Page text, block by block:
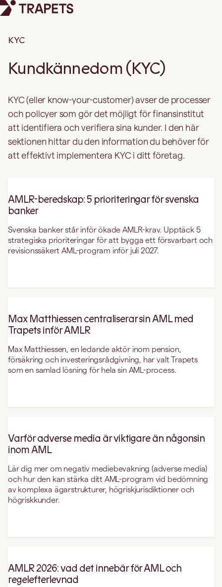
KYC
Kundkännedom (KYC)
KYC (eller know-your-customer) avser de processer
och policyer som gör det möjligt för finansinstitut
att identifiera och verifiera sina kunder. I den här
sektionen hittar du den information du behöver för
att effektivt implementera KYC i ditt företag.
AMLR-beredskap: 5 prioriteringar för svenska
banker
Svenska banker står inför ökade AMLR-krav. Upptäck 5
strategiska prioriteringar för att bygga ett försvarbart och
revisionssäkert AML-program inför juli 2027.
Max Matthiessen centraliserar sin AML med
Trapets inför AMLR
Max Matthiessen, en ledande aktör inom pension,
försäkring och investeringsrådgivning, har valt Trapets
som en samlad lösning för hela sin AML-process.
Varför adverse media är viktigare än någonsin
inom AML
Lär dig mer om negativ mediebevakning (adverse media)
och hur den kan stärka ditt AML-program vid bedömning
av komplexa ägarstrukturer, högriskjurisdiktioner och
högriskkunder.
AMLR 2026: vad det innebär för AML och
regelefterlevnad